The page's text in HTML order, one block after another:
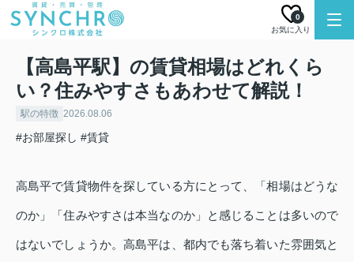
お気に入り
0
【高島平駅】の賃貸相場はどれくら
い？住みやすさもあわせて解説！
駅の特徴 2026.08.06
#お部屋探し #賃貸
高島平で賃貸物件を探している方にとって、「相場はどうな
のか」「住みやすさは本当なのか」と感じることは多いので
はないでしょうか。高島平は、都内でも落ち着いた雰囲気と